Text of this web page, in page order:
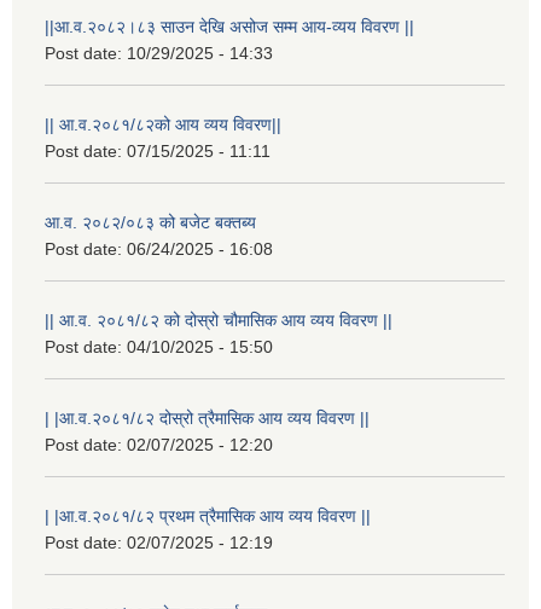
||आ.व.२०८२।८३ साउन देखि असोज सम्म आय-व्यय विवरण ||
Post date: 10/29/2025 - 14:33
|| आ.व.२०८१/८२को आय व्यय विवरण||
Post date: 07/15/2025 - 11:11
आ.व. २०८२/०८३ को बजेट बक्तब्य
Post date: 06/24/2025 - 16:08
|| आ.व. २०८१/८२ को दोस्रो चौमासिक आय व्यय विवरण ||
Post date: 04/10/2025 - 15:50
| |आ.व.२०८१/८२ दोस्रो त्रैमासिक आय व्यय विवरण ||
Post date: 02/07/2025 - 12:20
| |आ.व.२०८१/८२ प्रथम त्रैमासिक आय व्यय विवरण ||
Post date: 02/07/2025 - 12:19